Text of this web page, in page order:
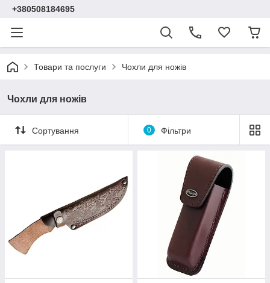
+380508184695
Товари та послуги Чохли для ножів
Чохли для ножів
Сортування 0 Фільтри